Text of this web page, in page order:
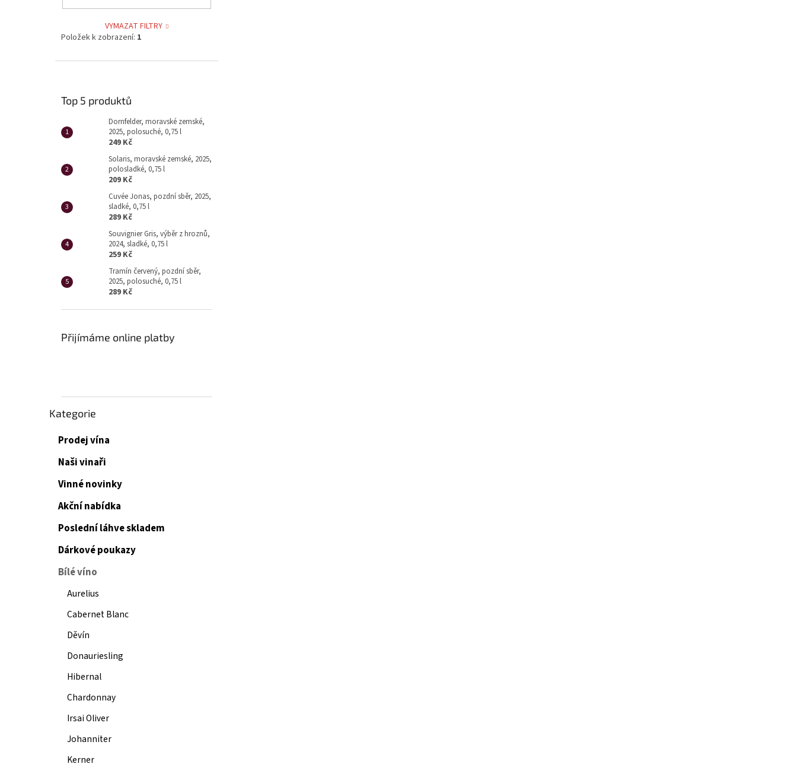
VYMAZAT FILTRY
Položek k zobrazení: 1
Top 5 produktů
Dornfelder, moravské zemské,
2025, polosuché, 0,75 l
249 Kč
Solaris, moravské zemské, 2025,
polosladké, 0,75 l
209 Kč
Cuvée Jonas, pozdní sběr, 2025,
sladké, 0,75 l
289 Kč
Souvignier Gris, výběr z hroznů,
2024, sladké, 0,75 l
259 Kč
Tramín červený, pozdní sběr,
2025, polosuché, 0,75 l
289 Kč
Přijímáme online platby
Přeskočit
kategorie
Kategorie
Prodej vína
Naši vinaři
Vinné novinky
Akční nabídka
Poslední láhve skladem
Dárkové poukazy
Bílé víno
Aurelius
Cabernet Blanc
Děvín
Donauriesling
Hibernal
Chardonnay
Irsai Oliver
Johanniter
Kerner